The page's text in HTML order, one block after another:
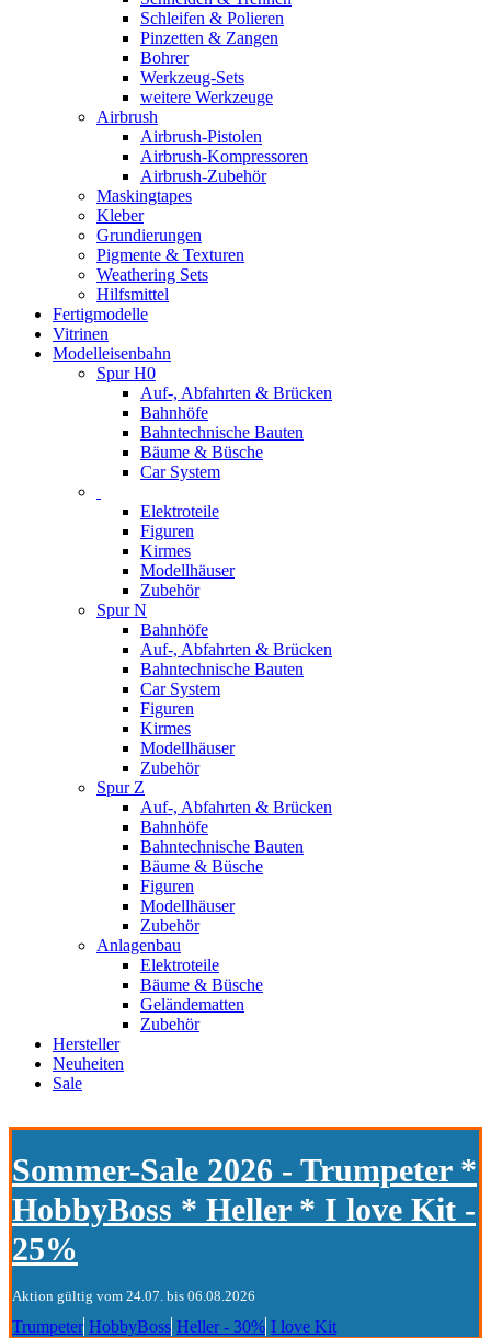
Schleifen & Polieren
Pinzetten & Zangen
Bohrer
Werkzeug-Sets
weitere Werkzeuge
Airbrush
Airbrush-Pistolen
Airbrush-Kompressoren
Airbrush-Zubehör
Maskingtapes
Kleber
Grundierungen
Pigmente & Texturen
Weathering Sets
Hilfsmittel
Fertigmodelle
Vitrinen
Modelleisenbahn
Spur H0
Auf-, Abfahrten & Brücken
Bahnhöfe
Bahntechnische Bauten
Bäume & Büsche
Car System
Elektroteile
Figuren
Kirmes
Modellhäuser
Zubehör
Spur N
Bahnhöfe
Auf-, Abfahrten & Brücken
Bahntechnische Bauten
Car System
Figuren
Kirmes
Modellhäuser
Zubehör
Spur Z
Auf-, Abfahrten & Brücken
Bahnhöfe
Bahntechnische Bauten
Bäume & Büsche
Figuren
Modellhäuser
Zubehör
Anlagenbau
Elektroteile
Bäume & Büsche
Geländematten
Zubehör
Hersteller
Neuheiten
Sale
Sommer-Sale 2026 - Trumpeter *
HobbyBoss * Heller * I love Kit -
25%
Aktion gültig vom 24.07. bis 06.08.2026
Trumpeter HobbyBoss Heller - 30% I love Kit